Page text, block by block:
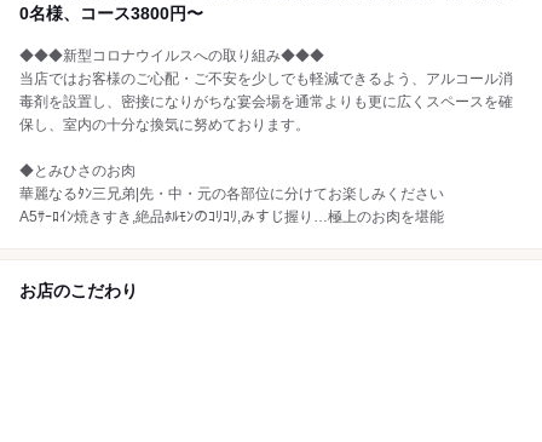
0名様、コース3800円〜
◆◆◆新型コロナウイルスへの取り組み◆◆◆
当店ではお客様のご心配・ご不安を少しでも軽減できるよう、アルコール消
毒剤を設置し、密接になりがちな宴会場を通常よりも更に広くスペースを確
保し、室内の十分な換気に努めております。
◆とみひさのお肉
華麗なるﾀﾝ三兄弟|先・中・元の各部位に分けてお楽しみください
A5ｻｰﾛｲﾝ焼きすき,絶品ﾎﾙﾓﾝのｺﾘｺﾘ,みすじ握り…極上のお肉を堪能
お店のこだわり